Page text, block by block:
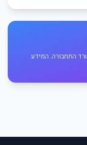
התחבורה. המידע